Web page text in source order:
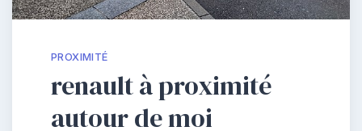
PROXIMITÉ
renault à proximité
autour de moi